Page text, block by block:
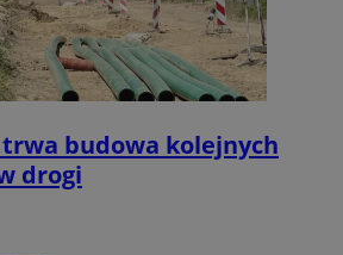
budowa kolejnych
drogi